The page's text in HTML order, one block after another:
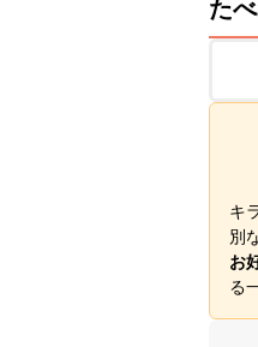
た
キ
別
お
る